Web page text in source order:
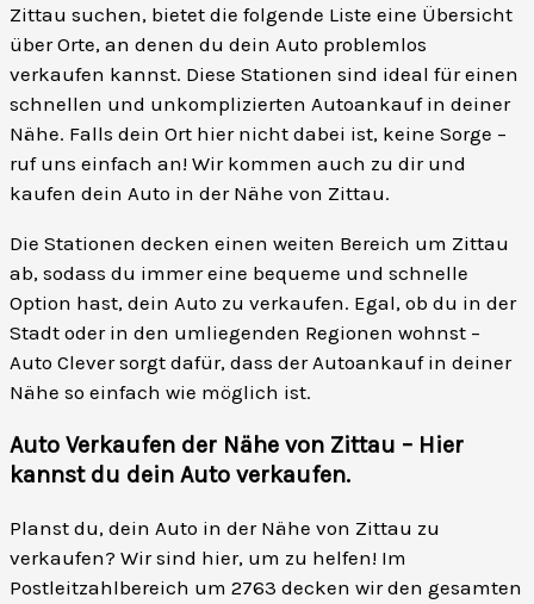
Zittau suchen, bietet die folgende Liste eine Übersicht
über Orte, an denen du dein Auto problemlos
verkaufen kannst. Diese Stationen sind ideal für einen
schnellen und unkomplizierten Autoankauf in deiner
Nähe. Falls dein Ort hier nicht dabei ist, keine Sorge –
ruf uns einfach an! Wir kommen auch zu dir und
kaufen dein Auto in der Nähe von Zittau.
Die Stationen decken einen weiten Bereich um Zittau
ab, sodass du immer eine bequeme und schnelle
Option hast, dein Auto zu verkaufen. Egal, ob du in der
Stadt oder in den umliegenden Regionen wohnst –
Auto Clever sorgt dafür, dass der Autoankauf in deiner
Nähe so einfach wie möglich ist.
Auto Verkaufen der Nähe von Zittau – Hier
kannst du dein Auto verkaufen.
Planst du, dein Auto in der Nähe von Zittau zu
verkaufen? Wir sind hier, um zu helfen! Im
Postleitzahlbereich um 2763 decken wir den gesamten